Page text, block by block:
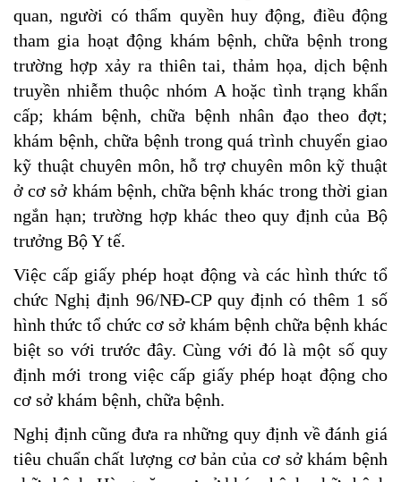
quan, người có thẩm quyền huy động, điều động
tham gia hoạt động khám bệnh, chữa bệnh trong
trường hợp xảy ra thiên tai, thảm họa, dịch bệnh
truyền nhiễm thuộc nhóm A hoặc tình trạng khẩn
cấp; khám bệnh, chữa bệnh nhân đạo theo đợt;
khám bệnh, chữa bệnh trong quá trình chuyển giao
kỹ thuật chuyên môn, hỗ trợ chuyên môn kỹ thuật
ở cơ sở khám bệnh, chữa bệnh khác trong thời gian
ngắn hạn; trường hợp khác theo quy định của Bộ
trưởng Bộ Y tế.
Việc cấp giấy phép hoạt động và các hình thức tổ
chức Nghị định 96/NĐ-CP quy định có thêm 1 số
hình thức tổ chức cơ sở khám bệnh chữa bệnh khác
biệt so với trước đây. Cùng với đó là một số quy
định mới trong việc cấp giấy phép hoạt động cho
cơ sở khám bệnh, chữa bệnh.
Nghị định cũng đưa ra những quy định về đánh giá
tiêu chuẩn chất lượng cơ bản của cơ sở khám bệnh